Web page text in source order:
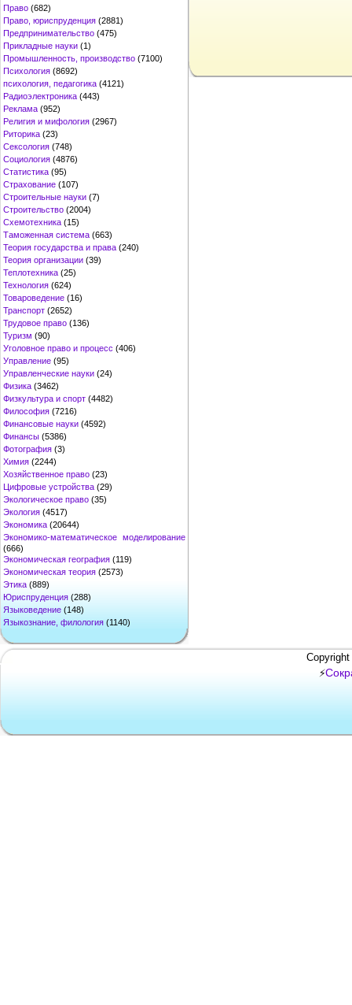
Право (682)
Право, юриспруденция (2881)
Предпринимательство (475)
Прикладные науки (1)
Промышленность, производство (7100)
Психология (8692)
психология, педагогика (4121)
Радиоэлектроника (443)
Реклама (952)
Религия и мифология (2967)
Риторика (23)
Сексология (748)
Социология (4876)
Статистика (95)
Страхование (107)
Строительные науки (7)
Строительство (2004)
Схемотехника (15)
Таможенная система (663)
Теория государства и права (240)
Теория организации (39)
Теплотехника (25)
Технология (624)
Товароведение (16)
Транспорт (2652)
Трудовое право (136)
Туризм (90)
Уголовное право и процесс (406)
Управление (95)
Управленческие науки (24)
Физика (3462)
Физкультура и спорт (4482)
Философия (7216)
Финансовые науки (4592)
Финансы (5386)
Фотография (3)
Химия (2244)
Хозяйственное право (23)
Цифровые устройства (29)
Экологическое право (35)
Экология (4517)
Экономика (20644)
Экономико-математическое моделирование
(666)
Экономическая география (119)
Экономическая теория (2573)
Этика (889)
Юриспруденция (288)
Языковедение (148)
Языкознание, филология (1140)
⚡